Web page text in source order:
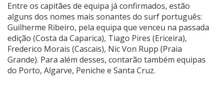
Entre os capitães de equipa já confirmados, estão
alguns dos nomes mais sonantes do surf português:
Guilherme Ribeiro, pela equipa que venceu na passada
edição (Costa da Caparica), Tiago Pires (Ericeira),
Frederico Morais (Cascais), Nic Von Rupp (Praia
Grande). Para além desses, contarão também equipas
do Porto, Algarve, Peniche e Santa Cruz.